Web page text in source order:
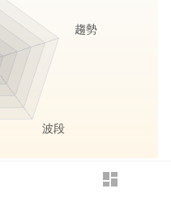
dashboard
存股收息
趨勢
波段